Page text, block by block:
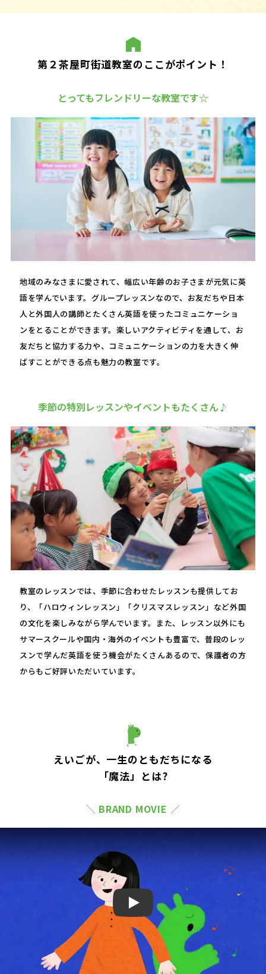
第２茶屋町街道教室のここがポイント！
とってもフレンドリーな教室です☆
地域のみなさまに愛されて、幅広い年齢のお子さまが元気に英
語を学んでいます。グループレッスンなので、お友だちや日本
人と外国人の講師とたくさん英語を使ったコミュニケーショ
ンをとることができます。楽しいアクティビティを通して、お
友だちと協力する力や、コミュニケーションの力を大きく伸
ばすことができる点も魅力の教室です。
季節の特別レッスンやイベントもたくさん♪
教室のレッスンでは、季節に合わせたレッスンも提供してお
り、「ハロウィンレッスン」「クリスマスレッスン」など外国
の文化を楽しみながら学んでいます。また、レッスン以外にも
サマースクールや国内・海外のイベントも豊富で、普段のレッ
スンで学んだ英語を使う機会がたくさんあるので、保護者の方
からもご好評いただいています。
えいごが、一生のともだちになる
「魔法」とは?
＼ BRAND MOVIE ／